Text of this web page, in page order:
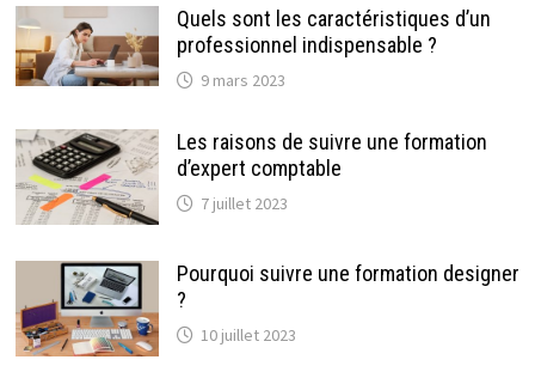
Quels sont les caractéristiques d’un
professionnel indispensable ?
9 mars 2023
Les raisons de suivre une formation
d’expert comptable
7 juillet 2023
Pourquoi suivre une formation designer
?
10 juillet 2023